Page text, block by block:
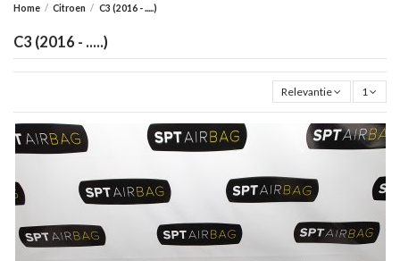
Home Citroen C3 (2016 - .....)
C3 (2016 - .....)
Relevantie 1